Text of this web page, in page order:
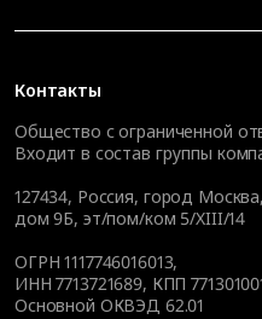
Контакты
Общество с ограниченной
Входит в состав группы
127434, Россия, город Москва,
дом 9Б, эт/пом/ком 5/XIII/14
ОГРН 1117746016013,
ИНН 7713721689, КПП
Основной ОКВЭД 62.01